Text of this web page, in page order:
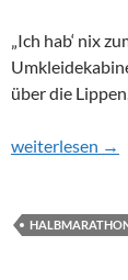
„Ich hab‘ nix
über die
Cooles Rennen
weiterlesen →